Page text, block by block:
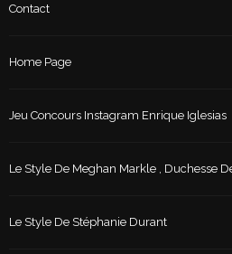
Contact
Home Page
Jeu Concours Instagram Enrique Iglesias
Le Style De Meghan Markle , Duchesse
Le Style De Stéphanie Durant